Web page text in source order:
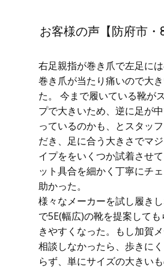
お客様の声【防府市・
右足親指が巻き爪で左足には
巻き爪が当たり痛いので大
た。 今まで履いている靴が
プで大きいため、逆に足が
っているのかも、とスタッ
だき、足に合う大きさでマ
イプををいくつか試着させ
ット具合を細かく丁寧にチ
助かった。
様々なメーカーを試し履き
で5E(幅広)の靴を提案して
きやすくなった。もし加賀
相談しなかったら、歩きに
らず、単にサイズの大きい